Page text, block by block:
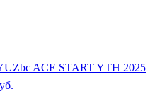
ACE START YTH 2025